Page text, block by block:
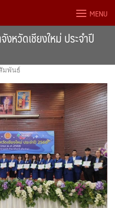
MENU
หวัดเชียงใหม่ ประจำปี
มพันธ์